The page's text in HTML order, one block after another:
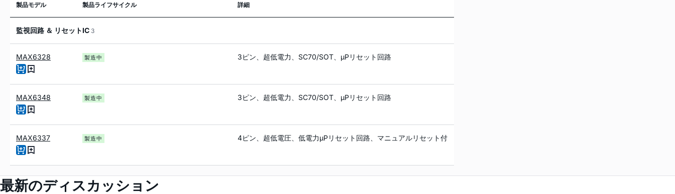
製品モデル 製品ライフサイクル 詳細
監視回路 ＆ リセットIC 3
MAX6328 製造中 3ピン、超低電力、SC70/SOT、µPリセット回路
MAX6348 製造中 3ピン、超低電力、SC70/SOT、µPリセット回路
MAX6337 製造中 4ピン、超低電圧、低電力µPリセット回路、マニュアルリセット付
最新のディスカッション